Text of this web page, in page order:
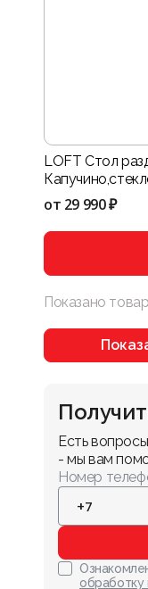
LOFT Стол
от 29 990 ₽
Показано
Есть
- мы вам
Номер
обработку